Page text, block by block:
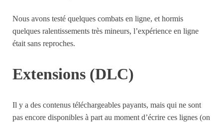
Nous avons testé quelques combats en ligne, et hormis
quelques ralentissements très mineurs, l’expérience en ligne
était sans reproches.
Extensions (DLC)
Il y a des contenus téléchargeables payants, mais qui ne sont
pas encore disponibles à part au moment d’écrire ces lignes (on